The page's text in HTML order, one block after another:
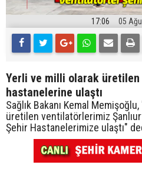
17:06 05
Yerli ve milli olarak
hastanelerine ulaştı
Sağlık Bakanı Kemal
üretilen ventilatörlerimiz
Şehir Hastanelerimize ulaştı"